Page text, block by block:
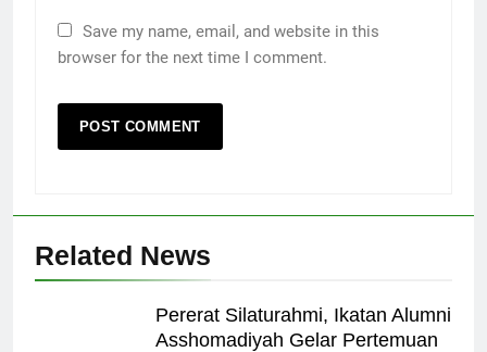
Save my name, email, and website in this
browser for the next time I comment.
Related News
Pererat Silaturahmi, Ikatan Alumni
Asshomadiyah Gelar Pertemuan